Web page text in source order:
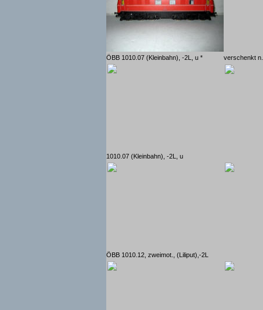
ÖBB 1010.07 (Kleinbahn), -2L, u * verschenkt
1010.07 (Kleinbahn), -2L, u
ÖBB 1010.12, zweimot., (Liliput),-2L